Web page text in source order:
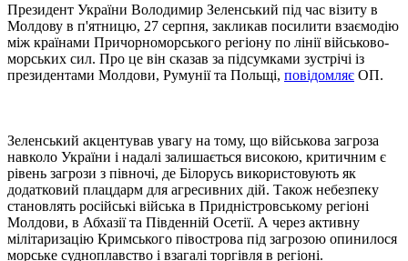
Президент України Володимир Зеленський під час візиту в
Молдову в п'ятницю, 27 серпня, закликав посилити взаємодію
між країнами Причорноморського регіону по лінії військово-
морських сил. Про це він сказав за підсумками зустрічі із
президентами Молдови, Румунії та Польщі, повідомляє ОП.
Зеленський акцентував увагу на тому, що військова загроза
навколо України і надалі залишається високою, критичним є
рівень загрози з півночі, де Білорусь використовують як
додатковий плацдарм для агресивних дій. Також небезпеку
становлять російські війська в Придністровському регіоні
Молдови, в Абхазії та Південній Осетії. А через активну
мілітаризацію Кримського півострова під загрозою опинилося
морське судноплавство і взагалі торгівля в регіоні.